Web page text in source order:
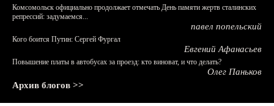
Комсомольск официально продолжает отмечать День памяти жертв сталинских
репрессий: задумаемся...
павел попельский
Кого боится Путин: Сергей Фургал
Евгений Афанасьев
Повышение платы в автобусах за проезд: кто виноват, и что делать?
Олег Паньков
Архив блогов >>